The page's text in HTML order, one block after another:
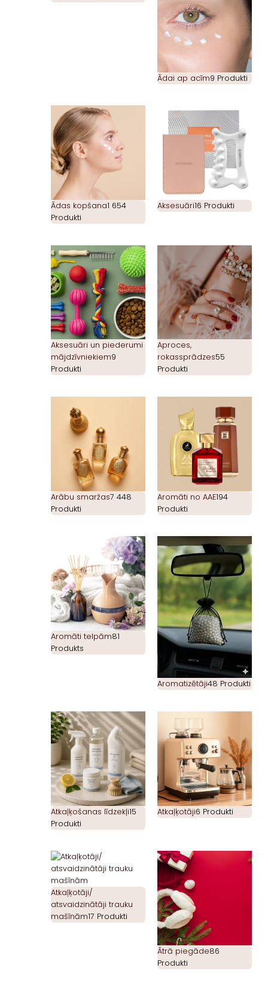
Ādai ap acīm9 Produkti
Ādas kopšana1 654
Produkti
Aksesuāri16 Produkti
Aksesuāri un piederumi
mājdzīvniekiem9
Produkti
Aproces,
rokassprādzes55
Produkti
Arābu smaržas7 448
Produkti
Aromāti no AAE194
Produkti
Aromāti telpām81
Produkts
Aromatizētāji48 Produkti
Atkaļķošanas līdzekļi15
Produkti
Atkaļķotāji6 Produkti
Atkaļķotāji/
atsvaidzinātāji trauku
mašīnām17 Produkti
Ātrā piegāde86
Produkti